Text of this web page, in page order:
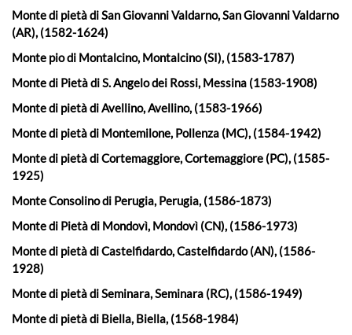
Monte di pietà di San Giovanni Valdarno, San Giovanni Valdarno
(AR), (1582-1624)
Monte pio di Montalcino, Montalcino (SI), (1583-1787)
Monte di Pietà di S. Angelo dei Rossi, Messina (1583-1908)
Monte di pietà di Avellino, Avellino, (1583-1966)
Monte di pietà di Montemilone, Pollenza (MC), (1584-1942)
Monte di pietà di Cortemaggiore, Cortemaggiore (PC), (1585-
1925)
Monte Consolino di Perugia, Perugia, (1586-1873)
Monte di Pietà di Mondovì, Mondovì (CN), (1586-1973)
Monte di pietà di Castelfidardo, Castelfidardo (AN), (1586-
1928)
Monte di pietà di Seminara, Seminara (RC), (1586-1949)
Monte di pietà di Biella, Biella, (1568-1984)